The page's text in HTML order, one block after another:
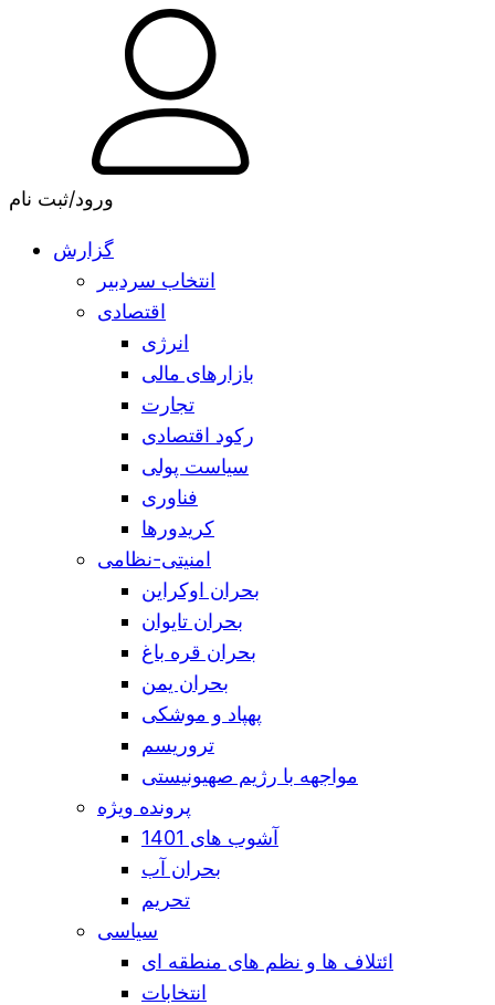
ورود/ثبت نام
گزارش
انتخاب سردبیر
اقتصادی
انرژی
بازارهای مالی
تجارت
رکود اقتصادی
سیاست پولی
فناوری
کریدورها
امنیتی-نظامی
بحران اوکراین
بحران تایوان
بحران قره باغ
بحران یمن
پهپاد و موشکی
تروریسم
مواجهه با رژیم صهیونیستی
پرونده ویژه
آشوب های 1401
بحران آب
تحریم
سیاسی
ائتلاف ها و نظم های منطقه ای
انتخابات